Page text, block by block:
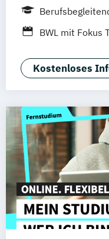
Innsbruck
Duales Studium
BWL mit Fokus
Kostenloses